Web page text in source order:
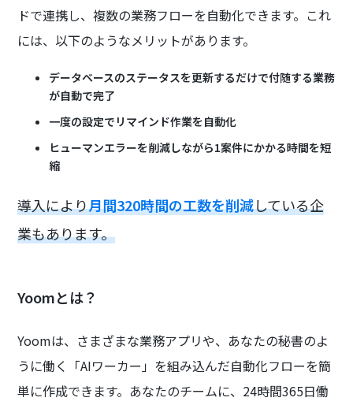
ドで連携し、複数の業務フローを自動化できます。これ
には、以下のようなメリットがあります。
データベースのステータスを更新するだけで付随する業務
が自動で完了
一度の設定でリマインド作業を自動化
ヒューマンエラーを削減しながら1案件にかかる時間を短
縮
導入により月間320時間の工数を削減している企
業もあります。
Yoomとは？
Yoomは、さまざまな業務アプリや、あなたの秘書のよ
うに働く「AIワーカー」を組み込んだ自動化フローを簡
単に作成できます。あなたのチームに、24時間365日働